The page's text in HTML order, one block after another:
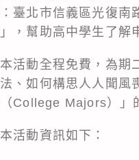
臺北市信義區光復
，幫助高中學生了解
活動全程免費，為
、如何構思人人聞
College Majors）」
活動資訊如下：